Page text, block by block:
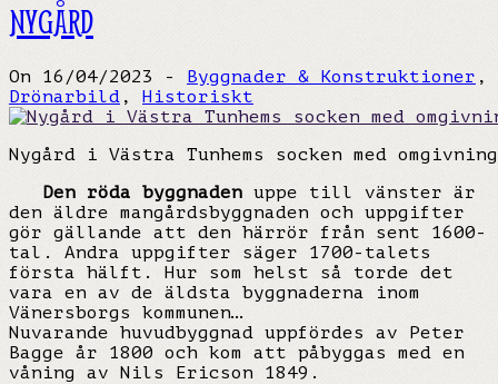
NYGÅRD
On 16/04/2023 - Byggnader & Konstruktioner ,
Drönarbild , Historiskt
Nygård i Västra Tunhems socken med
Den röda byggnaden uppe till vänster är
den äldre mangårdsbyggnaden och uppgifter
gör gällande att den härrör från sent 1600-
tal. Andra uppgifter säger 1700-talets
första hälft. Hur som helst så torde det
vara en av de äldsta byggnaderna inom
Vänersborgs kommunen…
Nuvarande huvudbyggnad uppfördes av Peter
Bagge år 1800 och kom att påbyggas med en
våning av Nils Ericson 1849.